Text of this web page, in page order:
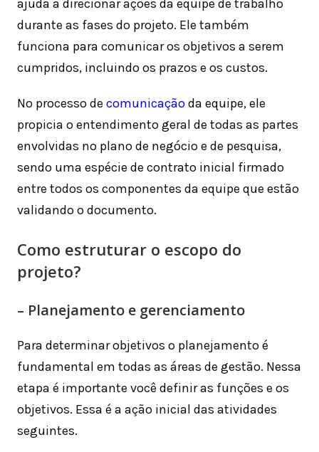
ajuda a direcionar ações da equipe de trabalho
durante as fases do projeto. Ele também
funciona para comunicar os objetivos a serem
cumpridos, incluindo os prazos e os custos.
No processo de comunicaçãoda equipe, ele
propicia o entendimento geral de todas as partes
envolvidas no plano de negócio e de pesquisa,
sendo uma espécie de contrato inicial firmado
entre todos os componentes da equipe que estão
validando o documento.
Como estruturar o escopo do
projeto?
– Planejamento e gerenciamento
Para determinar objetivos o planejamento é
fundamental em todas as áreas de gestão. Nessa
etapa é importante você definir as funções e os
objetivos. Essa é a ação inicial das atividades
seguintes.